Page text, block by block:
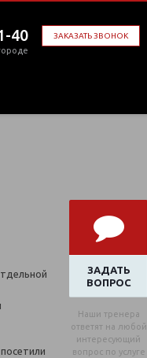
ЗАКАЗАТЬ ЗВОНОК
40
ЗАДАТЬ
ВОПРОС
Наши тренера
ответят на любой
интересующий
вопрос по услуге